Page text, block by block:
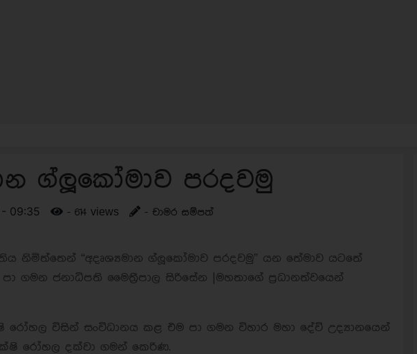
ග්ලූකෝමාව පරදවමු
- 09:35 - 614 views - චාමර සම්පත්
නිමිත්තෙන් “අදෘශ්‍යමාන ග්ලූකෝමාව පරදවමු” යන තේමාව යටතේ
ගමන ජනාධිපති මෛත‍්‍රීපාල සිරිසේන |මහතාගේ ප‍්‍රධානත්වයෙන්
විසින් සංවිධානය කළ එම පා ගමන විහාර මහා දේවි උද්‍යානයෙන්
රෝහල දක්වා ගමන් කෙරිණ.